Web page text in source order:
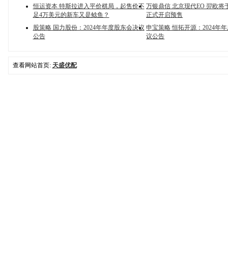
恒运资本 特斯拉进入平价棋局，起售价不
足4万美元的新车又是鲶鱼？
万银鼎信 北京现代EO 羿欧将
正式开启预售
股策略 国力股份：2024年年度股东会决议
公告
申宝策略 恒拓开源：2024年
议公告
查看网站首页: 天盛优配